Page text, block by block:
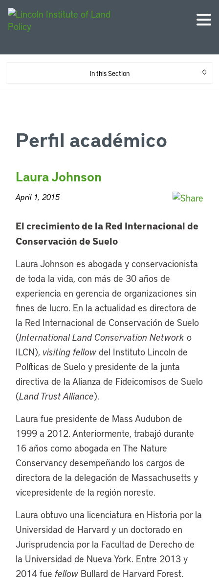
In this Section
Perfil académico
Laura Johnson
April 1, 2015
El crecimiento de la Red Internacional de
Conservación de Suelo
Laura Johnson es abogada y conservacionista
de toda la vida, con más de 30 años de
experiencia en gerencia de organizaciones sin
fines de lucro. En la actualidad es directora de
la Red Internacional de Conservación de Suelo
(International Land Conservation Network o
ILCN), visiting fellow del Instituto Lincoln de
Políticas de Suelo y presidente de la junta
directiva de la Alianza de Fideicomisos de Suelo
(Land Trust Alliance).
Laura fue presidente de Mass Audubon de
1999 a 2012. Anteriormente, trabajó durante
16 años como abogada en The Nature
Conservancy desempeñando los cargos de
directora de la delegación de Massachusetts y
vicepresidente de la región noreste.
Laura obtuvo una licenciatura en Historia por la
Universidad de Harvard y un doctorado en
Jurisprudencia por la Facultad de Derecho de
la Universidad de Nueva York. Entre 2013 y
2014 fue fellow Bullard de Harvard Forest,